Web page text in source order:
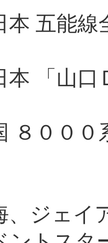
本 五能
本 「山
８００
、ジェイ